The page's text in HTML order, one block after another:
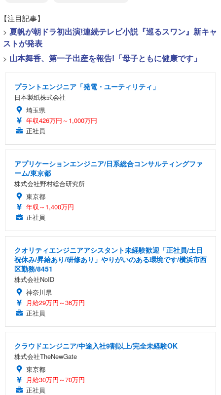
【注目記事】
> 夏帆が朝ドラ初出演!連続テレビ小説『巡るスワン』新キャ
ストが発表
> 山本舞香、第一子出産を報告!「母子ともに健康です」
プラントエンジニア「発電・ユーティリティ」
日本製紙株式会社
埼玉県
年収426万円～1,000万円
正社員
アプリケーションエンジニア/日系総合コンサルティングファ
ーム/東京都
株式会社野村総合研究所
東京都
年収～1,400万円
正社員
クオリティエンジニアアシスタント未経験歓迎「正社員/土日
祝休み/昇給あり/研修あり」やりがいのある環境です/横浜市西
区勤務/8451
株式会社NoID
神奈川県
月給29万円～36万円
正社員
クラウドエンジニア/中途入社9割以上/完全未経験OK
株式会社TheNewGate
東京都
月給30万円～70万円
正社員